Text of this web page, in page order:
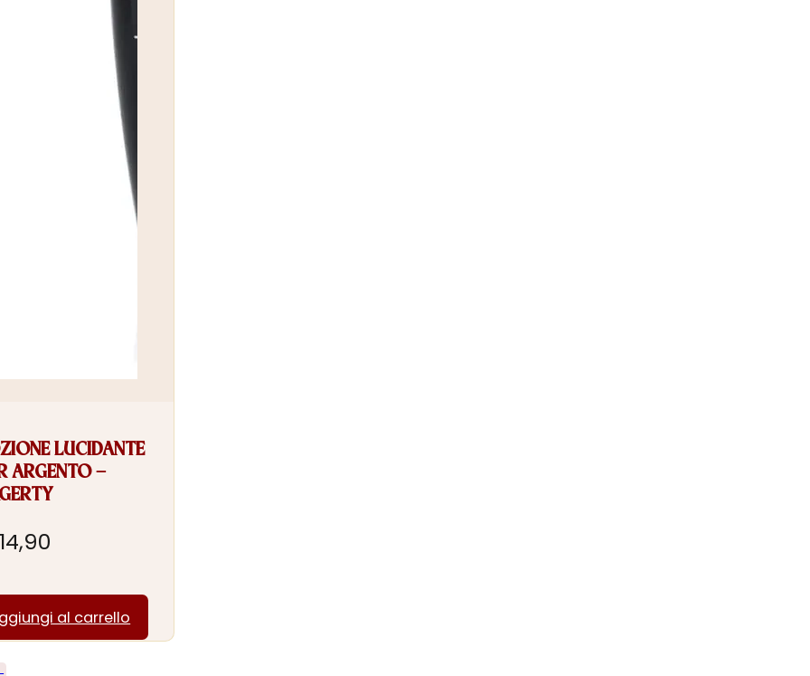
LUCIDANTE
ARGENTO –
al carrello